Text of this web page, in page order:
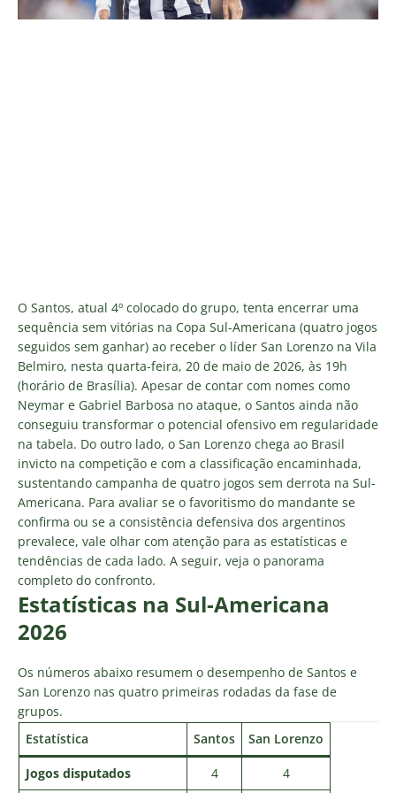
O Santos, atual 4º colocado do grupo, tenta encerrar uma
sequência sem vitórias na Copa Sul-Americana (quatro jogos
seguidos sem ganhar) ao receber o líder San Lorenzo na Vila
Belmiro, nesta quarta-feira, 20 de maio de 2026, às 19h
(horário de Brasília). Apesar de contar com nomes como
Neymar e Gabriel Barbosa no ataque, o Santos ainda não
conseguiu transformar o potencial ofensivo em regularidade
na tabela. Do outro lado, o San Lorenzo chega ao Brasil
invicto na competição e com a classificação encaminhada,
sustentando campanha de quatro jogos sem derrota na Sul-
Americana. Para avaliar se o favoritismo do mandante se
confirma ou se a consistência defensiva dos argentinos
prevalece, vale olhar com atenção para as estatísticas e
tendências de cada lado. A seguir, veja o panorama
completo do confronto.
Estatísticas na Sul-Americana
2026
Os números abaixo resumem o desempenho de Santos e
San Lorenzo nas quatro primeiras rodadas da fase de
grupos.
Estatística
Santos San Lorenzo
Jogos disputados 4 4